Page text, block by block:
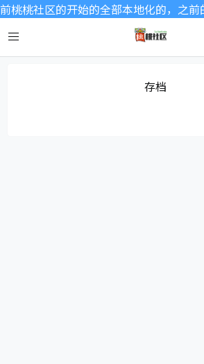
桃桃社区的开始的全部本地化的，之
存档